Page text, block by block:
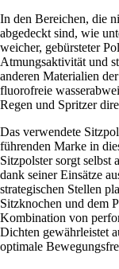
In den Bereichen, die
abgedeckt sind, wie
weicher, gebürsteter
Atmungsaktivität und
anderen Materialien
fluorofreie
Regen und Spritzer
Das verwendete
führenden Marke in
Sitzpolster sorgt selbst
dank seiner Einsätze
strategischen Stellen
Sitzknochen und dem
Kombination von
Dichten gewährleistet
optimale